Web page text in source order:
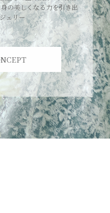
の美しくなる力を引き出
ェリー